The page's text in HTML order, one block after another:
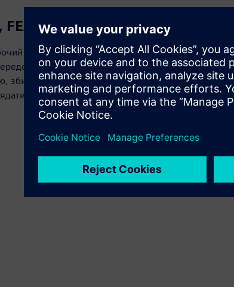
сітки та вирішувачів
процес моделювання, включивши
підключеному до розв'язувача.
моделі, визначати вхідні дані для
результати, не виходячи з платформи.